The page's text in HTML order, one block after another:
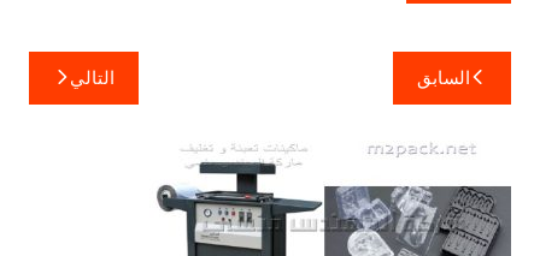
تصفّح
المقالات
السابق التالي